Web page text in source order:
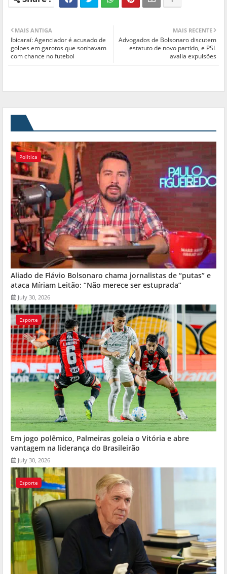
MAIS RECENTE
Advogados de Bolsonaro discutem
estatuto de novo partido, e PSL
avalia expulsões
MAIS ANTIGA
Ibicaraí: Agenciador é acusado de
golpes em garotos que sonhavam
com chance no futebol
Política
Aliado de Flávio Bolsonaro chama jornalistas de “putas” e
ataca Míriam Leitão: “Não merece ser estuprada”
July 30, 2026
Esporte
Em jogo polêmico, Palmeiras goleia o Vitória e abre
vantagem na liderança do Brasileirão
July 30, 2026
Esporte